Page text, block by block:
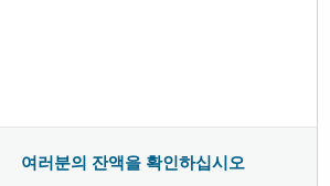
여러분의 잔액을 확인하십시오